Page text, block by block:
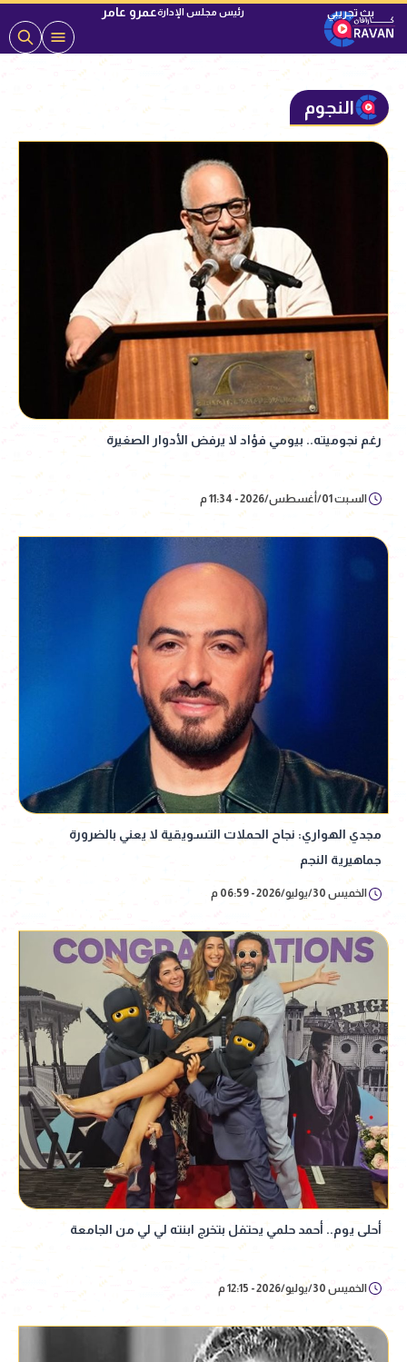
رئيس مجلس الإدارةعمرو عامر
النجوم
رغم نجوميته.. بيومي فؤاد لا يرفض الأدوار الصغيرة
السبت 01/أغسطس/2026 - 11:34 م
مجدي الهواري: نجاح الحملات التسويقية لا يعني بالضرورة
جماهيرية النجم
الخميس 30/يوليو/2026 - 06:59 م
أحلى يوم.. أحمد حلمي يحتفل بتخرج ابنته لي لي من الجامعة
الخميس 30/يوليو/2026 - 12:15 م